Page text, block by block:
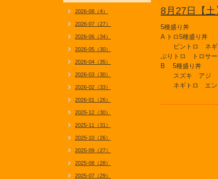
8月27日【
5種盛り丼
A トロ5種盛り丼
ビントロ ネギ
ぶりトロ トロサ
B 5種盛り丼
スズキ アジ
ネギトロ エン
2026-08（4）
2026-07（27）
2026-06（34）
2026-05（30）
2026-04（35）
2026-03（30）
2026-02（33）
2026-01（26）
2025-12（30）
2025-11（31）
2025-10（26）
2025-09（27）
2025-08（28）
2025-07（29）